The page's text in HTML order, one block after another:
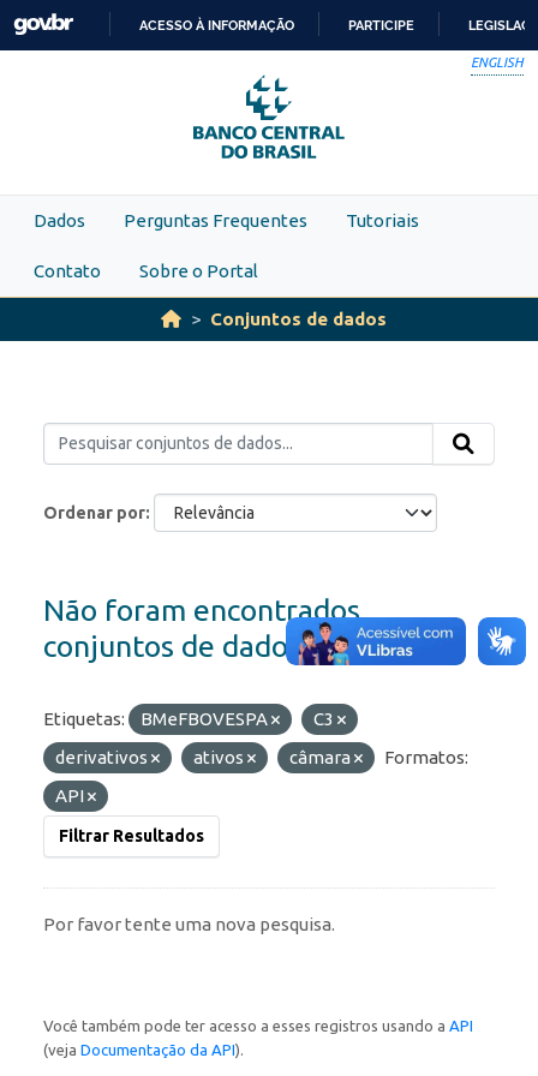
Skip to main content
PARA
O
CONTEÚDO
ACESSO À INFORMAÇÃO PARTICIPE
ENGLISH
Dados Perguntas Frequentes Tutoriais
Contato Sobre o Portal
Conjuntos de dados
Ordenar por
Não foram encontrados
conjuntos de dados
Etiquetas: BMeFBOVESPA
C3
derivativos
ativos câmara
Formatos:
API
Filtrar Resultados
Por favor tente uma nova pesquisa.
Você também pode ter acesso a esses registros usando a API
(veja Documentação da API).